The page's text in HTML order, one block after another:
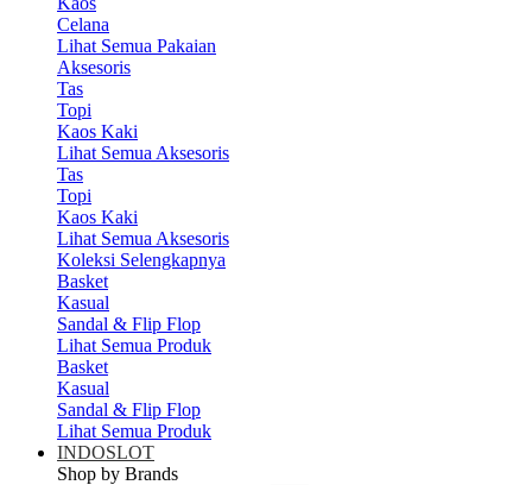
Celana
Lihat Semua Pakaian
Aksesoris
Tas
Topi
Kaos Kaki
Lihat Semua Aksesoris
Tas
Topi
Kaos Kaki
Lihat Semua Aksesoris
Koleksi Selengkapnya
Basket
Kasual
Sandal & Flip Flop
Lihat Semua Produk
Basket
Kasual
Sandal & Flip Flop
Lihat Semua Produk
INDOSLOT
Shop by Brands